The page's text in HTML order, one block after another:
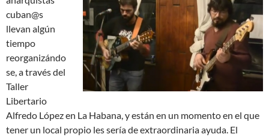
cuban@s
llevan algún
tiempo
reorganizándo
se, a través del
Taller
Libertario
Alfredo López en La Habana, y están en un momento en el que
tener un local propio les sería de extraordinaria ayuda. El